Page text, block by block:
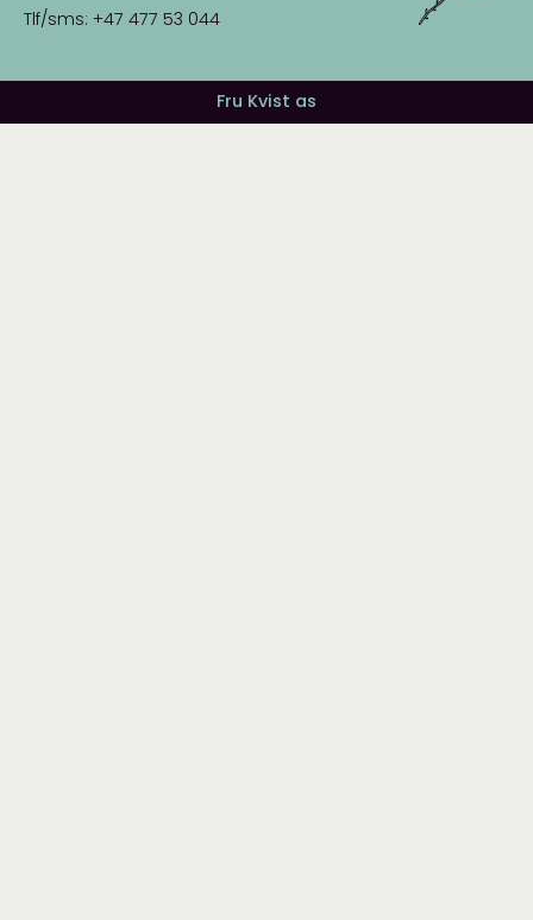
Tlf/sms: +47 477 53 044
Fru Kvist as